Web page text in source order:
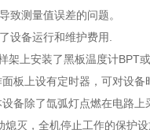
致测量值误差的问题。
设备运行和维护费用.
上安装了黑板温度计BPT
板上设有定时器，可对设备
备除了氙弧灯点燃在电路
灭，全机停止工作的保护设